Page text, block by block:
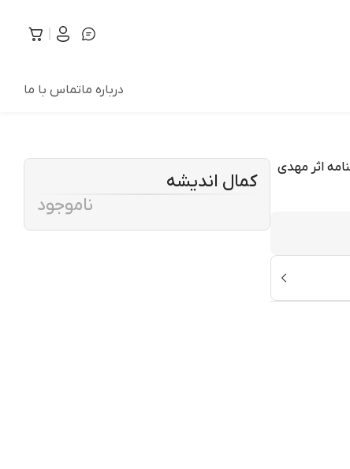
درباره ماتماس با ما
اثر مهدی
کمال اندیشه
ناموجود